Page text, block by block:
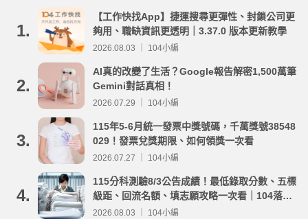
1.
【工作快找App】捷運搜尋更彈性、封鎖公司更
夠用、職缺資訊更透明｜3.37.0 版本更新教學
2026.08.03 ｜ 104小編
2.
AI真的改變了生活？Google報告解密1,500萬筆
Gemini對話真相！
2026.07.29 ｜ 104小編
3.
115年5-6月統一發票中獎號碼，千萬獎號38548
029！發票兌獎期限、如何領獎一次看
2026.07.27 ｜ 104小編
4.
115分科測驗8/3公告成績！最低錄取分數、五標
級距、回流名額、填志願攻略一次看｜104落點
分析
2026.08.03 ｜ 104小編